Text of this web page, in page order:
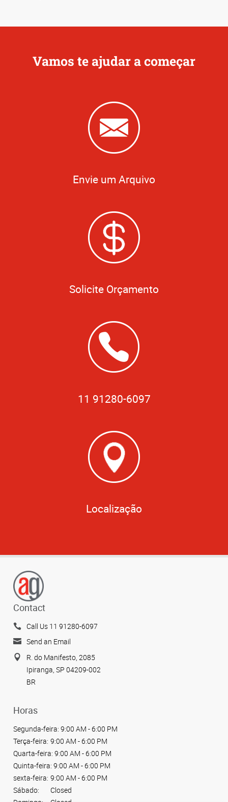
Vamos te ajudar a começar
Envie um Arquivo
Solicite Orçamento
11 91280-6097
Localização
Contact
Call Us 11 91280-6097
Send an Email
R. do Manifesto, 2085
Ipiranga, SP 04209-002
BR
Horas
Segunda-feira: 9:00 AM - 6:00 PM
Terça-feira: 9:00 AM - 6:00 PM
Quarta-feira: 9:00 AM - 6:00 PM
Quinta-feira: 9:00 AM - 6:00 PM
sexta-feira: 9:00 AM - 6:00 PM
Sábado:
Closed